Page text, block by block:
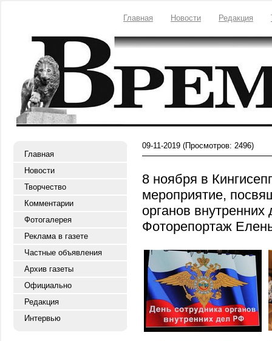
Главная Новости Редакция
Главная
Новости
Творчество
Комментарии
Фотогалерея
Реклама в газете
Частные объявления
Архив газеты
Официально
Редакция
Интервью
09-11-2019 (Просмотров: 2496)
8 ноября в
мероприятие,
органов
Фоторепортаж